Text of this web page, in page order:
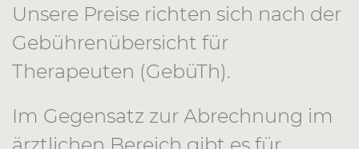
Unsere Preise richten sich nach der
Gebührenübersicht für
Therapeuten (GebüTh).
Im Gegensatz zur Abrechnung im